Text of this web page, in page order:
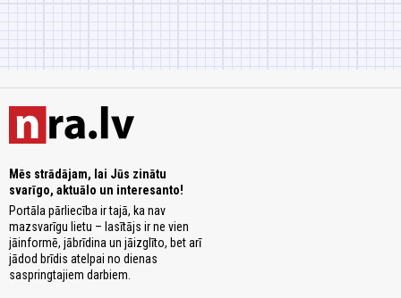
Mēs strādājam, lai Jūs zinātu
svarīgo, aktuālo un interesanto!
Portāla pārliecība ir tajā, ka nav
mazsvarīgu lietu – lasītājs ir ne vien
jāinformē, jābrīdina un jāizglīto, bet arī
jādod brīdis atelpai no dienas
saspringtajiem darbiem.